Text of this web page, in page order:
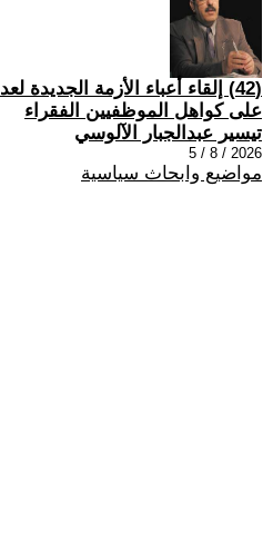
(42) إلقاء أعباء الأزمة الجديدة
على كواهل الموظفيين الفقراء
تيسير عبدالجبار الآلوسي
2026 / 8 / 5
مواضيع وابحاث سياسية